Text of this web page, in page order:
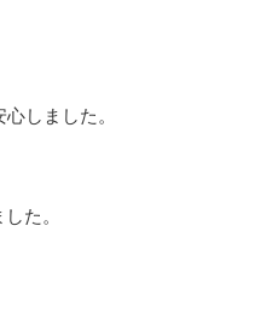
しました。
た。